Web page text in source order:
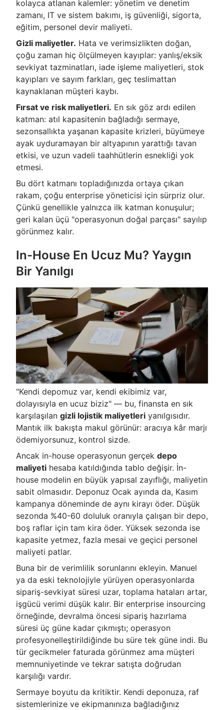
kolayca atlanan kalemler: yönetim ve denetim
zamanı, IT ve sistem bakımı, iş güvenliği, sigorta,
eğitim, personel devir maliyeti.
Gizli maliyetler. Hata ve verimsizlikten doğan,
çoğu zaman hiç ölçülmeyen kayıplar: yanlış/eksik
sevkiyat tazminatları, iade işleme maliyetleri, stok
kayıpları ve sayım farkları, geç teslimattan
kaynaklanan müşteri kaybı.
Fırsat ve risk maliyetleri. En sık göz ardı edilen
katman: atıl kapasitenin bağladığı sermaye,
sezonsallıkta yaşanan kapasite krizleri, büyümeye
ayak uyduramayan bir altyapının yarattığı tavan
etkisi, ve uzun vadeli taahhütlerin esnekliği yok
etmesi.
Bu dört katmanı topladığınızda ortaya çıkan
rakam, çoğu enterprise yöneticisi için sürpriz olur.
Çünkü genellikle yalnızca ilk katman konuşulur;
geri kalan üçü "operasyonun doğal parçası" sayılıp
görünmez kalır.
In-House En Ucuz Mu? Yaygın
Bir Yanılgı
"Kendi depomuz var, kendi ekibimiz var,
dolayısıyla en ucuz biziz" — bu, finansta en sık
karşılaşılan gizli lojistik maliyetleri yanılgısıdır.
Mantık ilk bakışta makul görünür: aracıya kâr marjı
ödemiyorsunuz, kontrol sizde.
Ancak in-house operasyonun gerçek depo
maliyeti hesaba katıldığında tablo değişir. İn-
house modelin en büyük yapısal zayıflığı, maliyetin
sabit olmasıdır. Deponuz Ocak ayında da, Kasım
kampanya döneminde de aynı kirayı öder. Düşük
sezonda %40-60 doluluk oranıyla çalışan bir depo,
boş raflar için tam kira öder. Yüksek sezonda ise
kapasite yetmez, fazla mesai ve geçici personel
maliyeti patlar.
Buna bir de verimlilik sorunlarını ekleyin. Manuel
ya da eski teknolojiyle yürüyen operasyonlarda
sipariş-sevkiyat süresi uzar, toplama hataları artar,
işgücü verimi düşük kalır. Bir enterprise insourcing
örneğinde, devralma öncesi sipariş hazırlama
süresi üç güne kadar çıkmıştı; operasyon
profesyonelleştirildiğinde bu süre tek güne indi. Bu
tür gecikmeler faturada görünmez ama müşteri
memnuniyetinde ve tekrar satışta doğrudan
karşılığı vardır.
Sermaye boyutu da kritiktir. Kendi deponuza, raf
sistemlerinize ve ekipmanınıza bağladığınız